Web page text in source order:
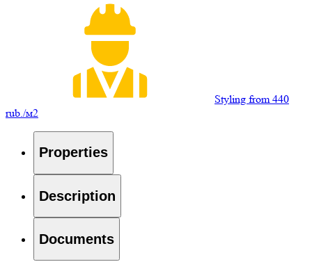
Styling from 440
rub./м2
Properties
Description
Documents